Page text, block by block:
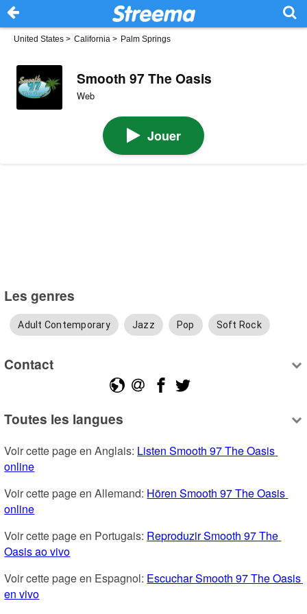
United States > California > Palm Springs
Smooth 97 The Oasis
Web
Jouer
Les genres
Adult Contemporary Jazz Pop Soft Rock
Contact
Toutes les langues
Voir cette page en Anglais: Listen Smooth 97 The Oasis
online
Voir cette page en Allemand: Hören Smooth 97 The Oasis
online
Voir cette page en Portugais: Reproduzir Smooth 97 The
Oasis ao vivo
Voir cette page en Espagnol: Escuchar Smooth 97 The Oasis
en vivo